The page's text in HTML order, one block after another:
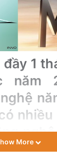
1
năm
nhiều
More